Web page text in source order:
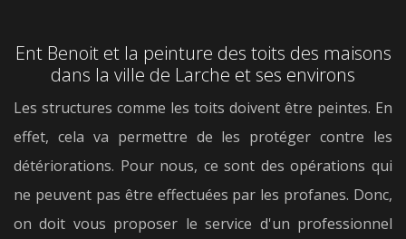
Ent Benoit et la peinture des toits des maisons
dans la ville de Larche et ses environs
Les structures comme les toits doivent être peintes. En
effet, cela va permettre de les protéger contre les
détériorations. Pour nous, ce sont des opérations qui
ne peuvent pas être effectuées par les profanes. Donc,
on doit vous proposer le service d'un professionnel